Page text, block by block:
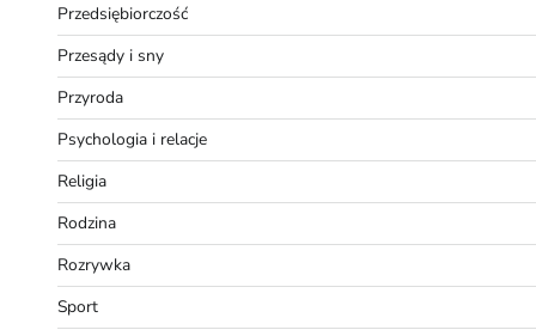
Przedsiębiorczość
Przesądy i sny
Przyroda
Psychologia i relacje
Religia
Rodzina
Rozrywka
Sport